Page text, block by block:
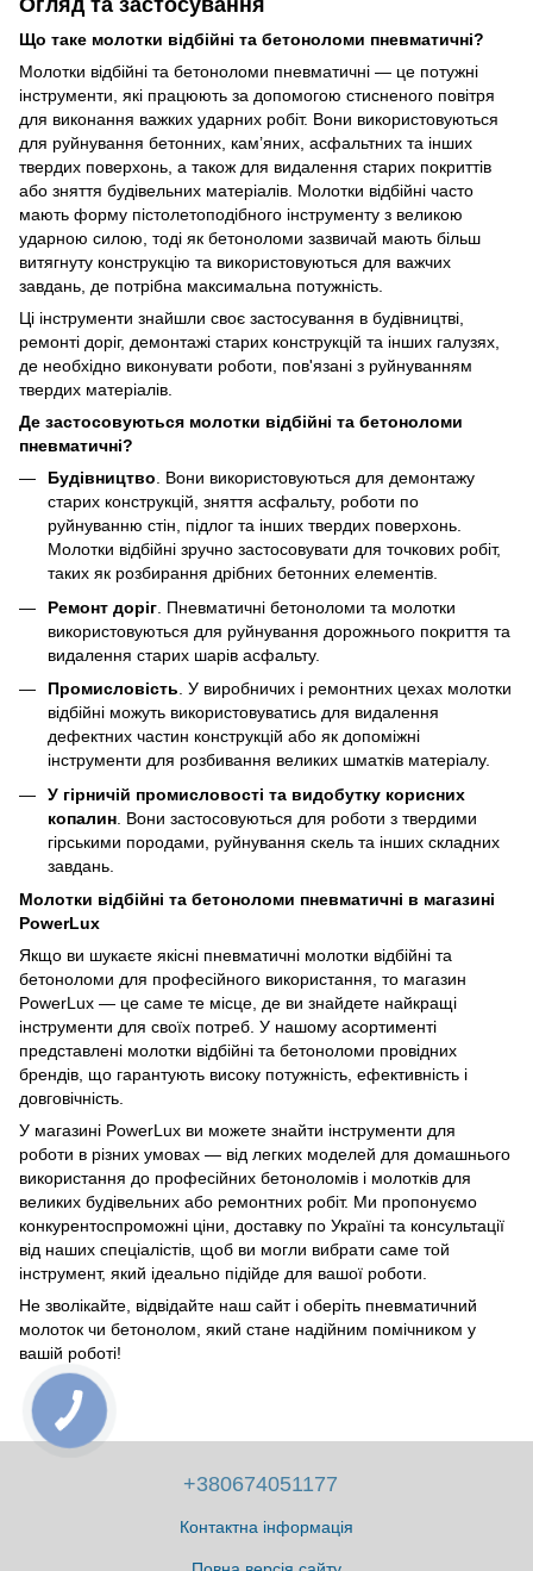
Огляд та застосування
Що таке молотки відбійні та бетоноломи пневматичні?
Молотки відбійні та бетоноломи пневматичні — це потужні
інструменти, які працюють за допомогою стисненого повітря
для виконання важких ударних робіт. Вони використовуються
для руйнування бетонних, кам’яних, асфальтних та інших
твердих поверхонь, а також для видалення старих покриттів
або зняття будівельних матеріалів. Молотки відбійні часто
мають форму пістолетоподібного інструменту з великою
ударною силою, тоді як бетоноломи зазвичай мають більш
витягнуту конструкцію та використовуються для важчих
завдань, де потрібна максимальна потужність.
Ці інструменти знайшли своє застосування в будівництві,
ремонті доріг, демонтажі старих конструкцій та інших галузях,
де необхідно виконувати роботи, пов'язані з руйнуванням
твердих матеріалів.
Де застосовуються молотки відбійні та бетоноломи
пневматичні?
Будівництво. Вони використовуються для демонтажу
старих конструкцій, зняття асфальту, роботи по
руйнуванню стін, підлог та інших твердих поверхонь.
Молотки відбійні зручно застосовувати для точкових робіт,
таких як розбирання дрібних бетонних елементів.
Ремонт доріг . Пневматичні бетоноломи та молотки
використовуються для руйнування дорожнього покриття та
видалення старих шарів асфальту.
Промисловість . У виробничих і ремонтних цехах молотки
відбійні можуть використовуватись для видалення
дефектних частин конструкцій або як допоміжні
інструменти для розбивання великих шматків матеріалу.
У гірничій промисловості та видобутку корисних
копалин . Вони застосовуються для роботи з твердими
гірськими породами, руйнування скель та інших складних
завдань.
Молотки відбійні та бетоноломи пневматичні в магазині
PowerLux
Якщо ви шукаєте якісні пневматичні молотки відбійні та
бетоноломи для професійного використання, то магазин
PowerLux — це саме те місце, де ви знайдете найкращі
інструменти для своїх потреб. У нашому асортименті
представлені молотки відбійні та бетоноломи провідних
брендів, що гарантують високу потужність, ефективність і
довговічність.
У магазині PowerLux ви можете знайти інструменти для
роботи в різних умовах — від легких моделей для домашнього
використання до професійних бетоноломів і молотків для
великих будівельних або ремонтних робіт. Ми пропонуємо
конкурентоспроможні ціни, доставку по Україні та консультації
від наших спеціалістів, щоб ви могли вибрати саме той
інструмент, який ідеально підійде для вашої роботи.
Не зволікайте, відвідайте наш сайт і оберіть пневматичний
молоток чи бетонолом, який стане надійним помічником у
вашій роботі!
+380674051177
Контактна інформація